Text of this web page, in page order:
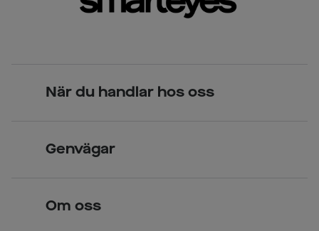
När du handlar hos oss
Över 70 butiker
Genvägar
Om oss